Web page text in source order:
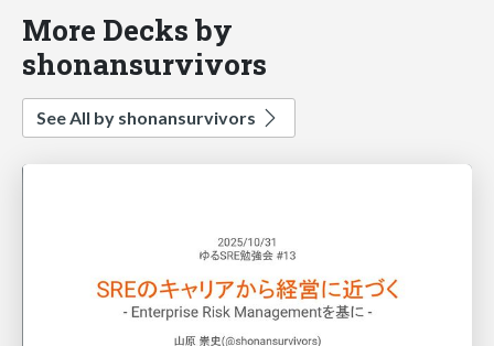
More Decks by
shonansurvivors
See All by shonansurvivors